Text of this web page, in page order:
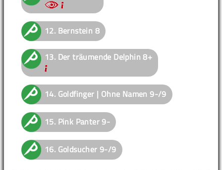
12. Bernstein 8
13. Der träumende Delphin 8+
14. Goldfinger | Ohne Namen 9-/9
15. Pink Panter 9-
16. Goldsucher 9-/9